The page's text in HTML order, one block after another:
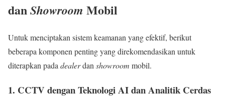
danShowroom Mobil
Untuk menciptakan sistem keamanan yang efektif, berikut
beberapa komponen penting yang direkomendasikan untuk
diterapkan pada dealerdan showroom mobil.
1. CCTV dengan Teknologi AI dan Analitik Cerdas